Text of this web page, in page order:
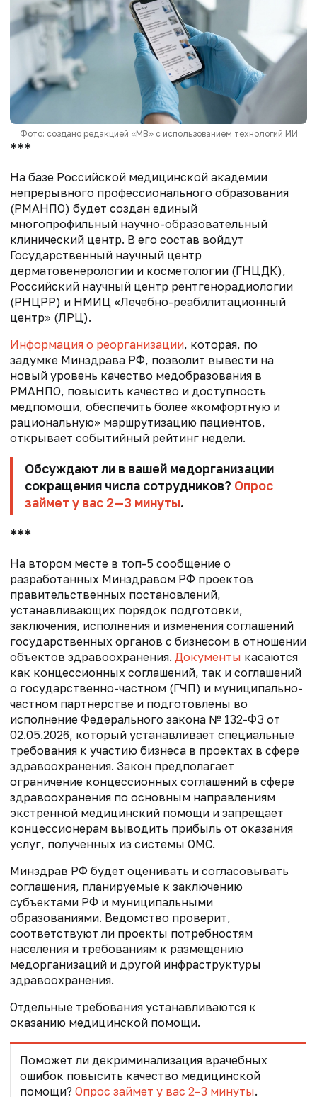
Фото: создано редакцией «МВ» с использованием технологий ИИ
***
На базе Российской медицинской академии
непрерывного профессионального образования
(РМАНПО) будет создан единый
многопрофильный научно-образовательный
клинический центр. В его состав войдут
Государственный научный центр
дерматовенерологии и косметологии (ГНЦДК),
Российский научный центр рентгенорадиологии
(РНЦРР) и НМИЦ «Лечебно-реабилитационный
центр» (ЛРЦ).
Информация о реорганизации, которая, по
задумке Минздрава РФ, позволит вывести на
новый уровень качество медобразования в
РМАНПО, повысить качество и доступность
медпомощи, обеспечить более «комфортную и
рациональную» маршрутизацию пациентов,
открывает событийный рейтинг недели.
Обсуждают ли в вашей медорганизации
сокращения числа сотрудников? Опрос
займет у вас 2—3 минуты.
***
На втором месте в топ-5 сообщение о
разработанных Минздравом РФ проектов
правительственных постановлений,
устанавливающих порядок подготовки,
заключения, исполнения и изменения соглашений
государственных органов с бизнесом в отношении
объектов здравоохранения. Документы касаются
как концессионных соглашений, так и соглашений
о государственно-частном (ГЧП) и муниципально-
частном партнерстве и подготовлены во
исполнение Федерального закона № 132-ФЗ от
02.05.2026, который устанавливает специальные
требования к участию бизнеса в проектах в сфере
здравоохранения. Закон предполагает
ограничение концессионных соглашений в сфере
здравоохранения по основным направлениям
экстренной медицинский помощи и запрещает
концессионерам выводить прибыль от оказания
услуг, полученных из системы ОМС.
Минздрав РФ будет оценивать и согласовывать
соглашения, планируемые к заключению
субъектами РФ и муниципальными
образованиями. Ведомство проверит,
соответствуют ли проекты потребностям
населения и требованиям к размещению
медорганизаций и другой инфраструктуры
здравоохранения.
Отдельные требования устанавливаются к
оказанию медицинской помощи.
Поможет ли декриминализация врачебных
ошибок повысить качество медицинской
помощи? Опрос займет у вас 2–3 минуты.